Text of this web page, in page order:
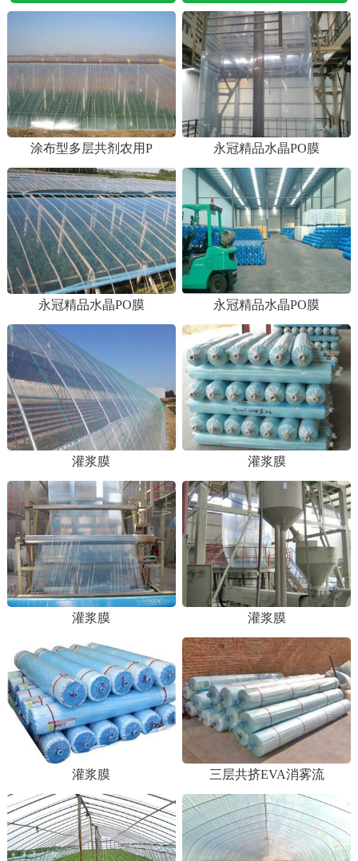
2
涂布型多层共剂农用P 永冠精品水晶PO膜
永冠精品水晶PO膜 永冠精品水晶PO膜
灌浆膜 灌浆膜
灌浆膜 灌浆膜
灌浆膜 三层共挤EVA消雾流